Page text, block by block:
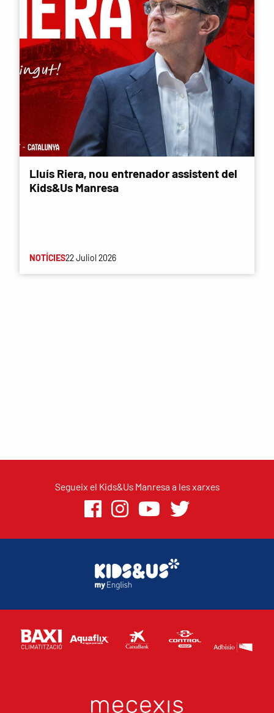
Lluís Riera, nou entrenador assistent del
Kids&Us Manresa
NOTÍCIES22 Juliol 2026
Segueix el Kids&Us Manresa a les xarxes